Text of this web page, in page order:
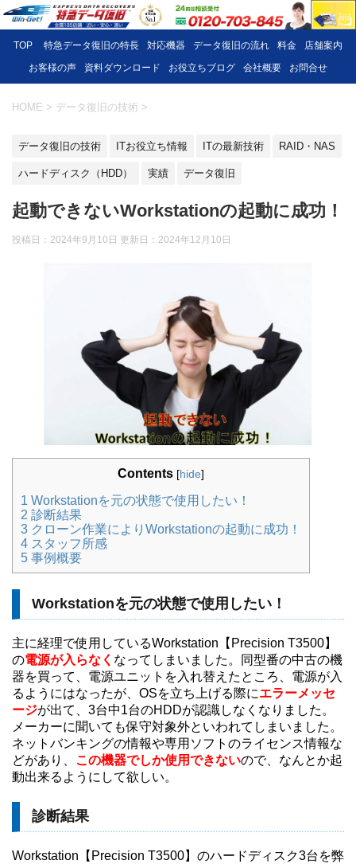
TOP 特急データ復旧の特長 対応機器 データ復旧の流れ 料金
店舗案内
お客様の声
資料ダウンロード お役立ちブログ 会社概要 お問合せ
HOME > データ復旧の技術 >
データ復旧の技術 ITお役立ち情報 ITの最新技術 RAID・NAS
ハードディスク（HDD） 実績 データ復旧
起動できないWorkstationの起動に成功！
投稿日：2024年9月10日 更新日： 2024年12月10日
Contents [hide]
1 Workstationを元の状態で使用したい！
2 診断結果
3 クローン作業によりWorkstationの起動に成功！
4 スタッフ所感
5 事例概要
Workstationを元の状態で使用したい！
主に経理で使用しているWorkstation【Precision T3500】
の電源が入らなく なってしまいました。同型番の中古の機
器を買って、電源ユニットを入れ替えたところ、電源が入
るようにはなったが、OSを立ち上げる際にエラーメッセ
ージが出て、3台中1台のHDDが認識しなくなりました。
メーカーに聞いても保守対象外といわれてしまいました。
ネットバンキングの情報や専用ソフトのライセンス情報な
どがあり、 この機器でしか使用できないので、なんとか起
動出来るようにして欲しい。
診断結果
Workstation【Precision T3500】のハードディスク3台を弊